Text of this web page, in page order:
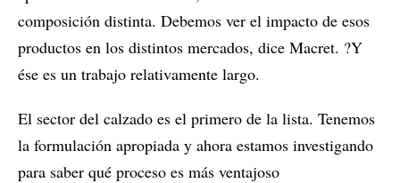
composición distinta. Debemos ver el impacto de esos
productos en los distintos mercados, dice Macret. ?Y
ése es un trabajo relativamente largo.
El sector del calzado es el primero de la lista. Tenemos
la formulación apropiada y ahora estamos investigando
para saber qué proceso es más ventajoso